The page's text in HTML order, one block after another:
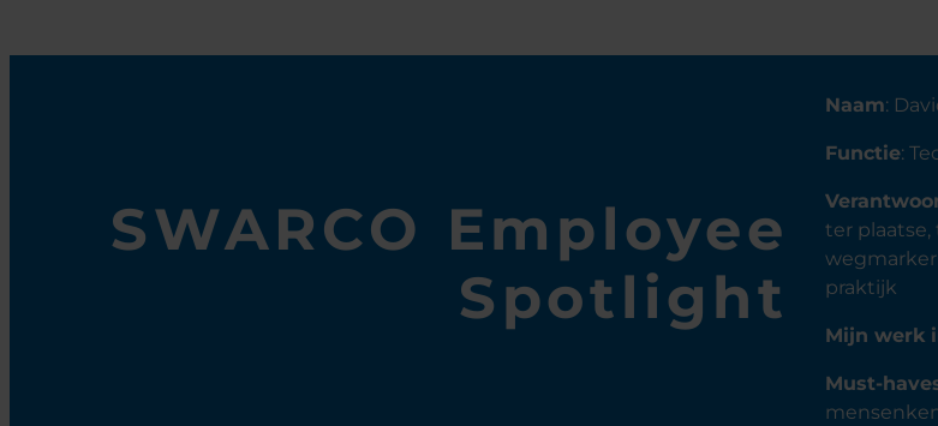
SWARCO Employee
Spotlight
Naam:
Functie:
ter
praktijk
Mijn werk
Must-